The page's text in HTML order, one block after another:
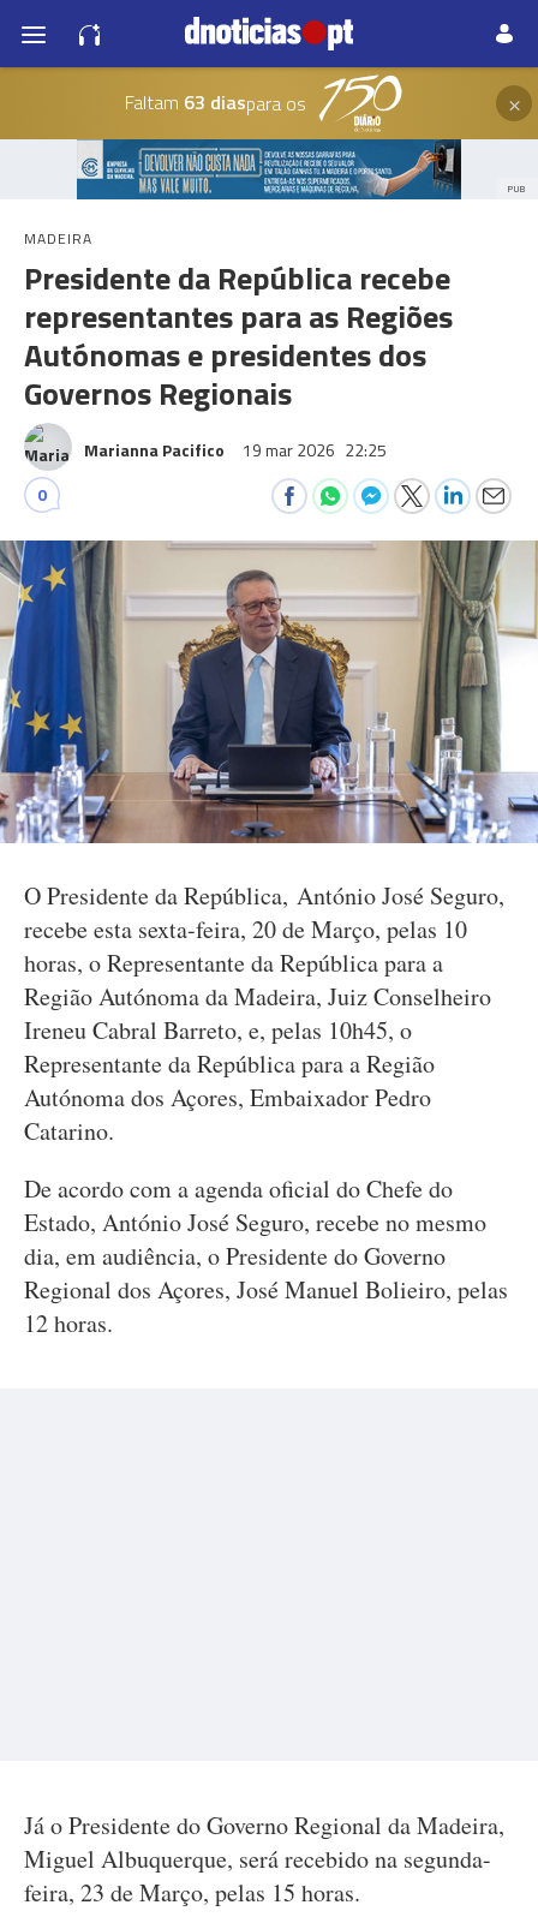
Faltam 63 diaspara os ×
PUB
MADEIRA
Presidente da República recebe
representantes para as Regiões
Autónomas e presidentes dos
Governos Regionais
Marianna Pacifico 19 mar 2026 22:25
0
O Presidente da República, António José Seguro,
recebe esta sexta-feira, 20 de Março, pelas 10
horas, o Representante da República para a
Região Autónoma da Madeira, Juiz Conselheiro
Ireneu Cabral Barreto, e, pelas 10h45, o
Representante da República para a Região
Autónoma dos Açores, Embaixador Pedro
Catarino.
De acordo com a agenda oficial do Chefe do
Estado, António José Seguro, recebe no mesmo
dia, em audiência, o Presidente do Governo
Regional dos Açores, José Manuel Bolieiro, pelas
12 horas.
Já o Presidente do Governo Regional da Madeira,
Miguel Albuquerque, será recebido na segunda-
feira, 23 de Março, pelas 15 horas.